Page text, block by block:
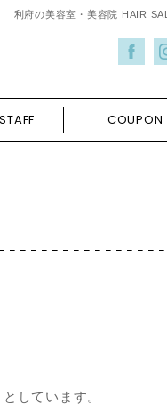
利府の美容室・美容院 HAIR
COUPON
しています。